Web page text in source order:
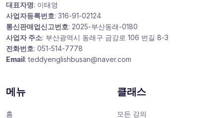
대표자명: 이태영
사업자등록번호: 316-91-02124
통신판매업신고번호: 2025-부산동래-0180
사업자 주소: 부산광역시 동래구 금강로 106 번길 8-3
전화번호: 051-514-7778
Email: teddyenglishbusan@naver.com
메뉴
홈
클래스
모든 강의